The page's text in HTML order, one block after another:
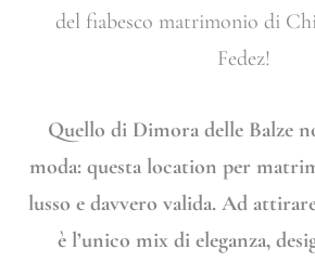
del fiabesco matrimonio di
Fedez!
Quello di Dimora delle Balze
moda: questa location per
lusso e davvero valida. Ad
è l’unico mix di eleganza,